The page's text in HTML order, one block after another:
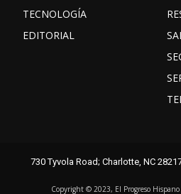
TECNOLOGÍA
EDITORIAL
Facebook
X Youtube
730 Tyvola Road; Charlotte, NC
Copyright ©️ 2023, El Progreso Hispano